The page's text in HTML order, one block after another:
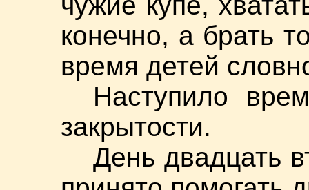
конечно, а брать
время детей
Наступило
закрытости.
День двадцать